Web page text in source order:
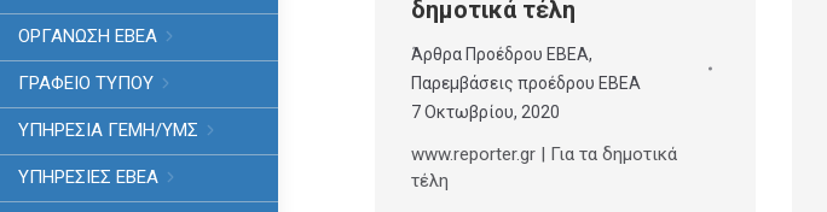
ΟΡΓΑΝΩΣΗ ΕΒΕΑ
ΓΡΑΦΕΙΟ ΤΥΠΟΥ
ΥΠΗΡΕΣΊΑ ΓΕΜΗ/ΥΜΣ
ΥΠΗΡΕΣΙΕΣ ΕΒΕΑ
δημοτικά τέλη
Άρθρα Προέδρου ΕΒΕΑ,
Παρεμβάσεις προέδρου ΕΒΕΑ
7 Οκτωβρίου, 2020
www.reporter.gr | Για τα δημοτικά
τέλη